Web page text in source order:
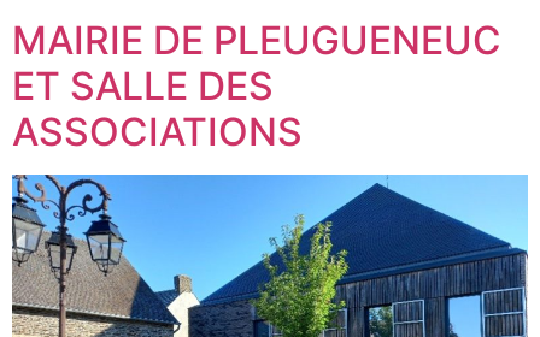
MAIRIE DE PLEUGUENEUC
ET SALLE DES
ASSOCIATIONS